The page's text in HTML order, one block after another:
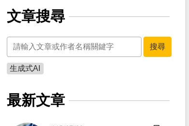
文章搜尋
關鍵字
搜尋
生成式AI
最新文章